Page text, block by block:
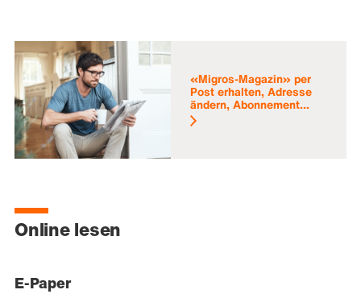
«Migros-Magazin» per
Post erhalten, Adresse
ändern, Abonnement...
Online lesen
E-Paper